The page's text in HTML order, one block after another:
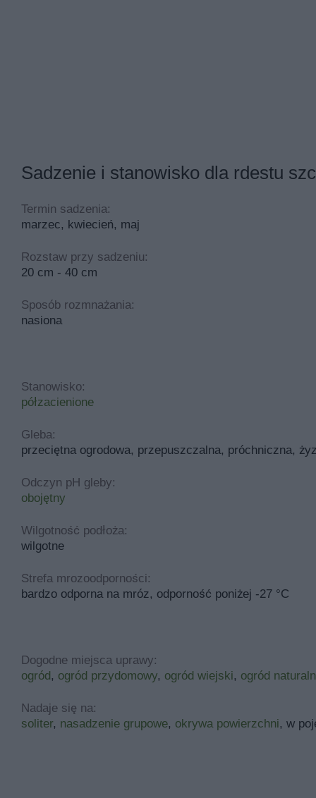
Sadzenie i stanowisko dla rdestu
Termin sadzenia:
marzec, kwiecień, maj
Rozstaw przy sadzeniu:
20 cm - 40 cm
Sposób rozmnażania:
nasiona
Stanowisko:
półzacienione
Gleba:
przeciętna ogrodowa, przepuszczalna, próchniczna,
Odczyn pH gleby:
obojętny
Wilgotność podłoża:
wilgotne
Strefa mrozoodporności:
bardzo odporna na mróz, odporność poniżej -27 °C
Dogodne miejsca uprawy:
ogród, ogród przydomowy, ogród wiejski, ogród
Nadaje się na:
soliter, nasadzenie grupowe, okrywa powierzchni, w